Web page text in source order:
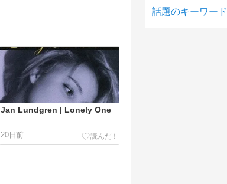
Jan Lundgren | Lonely One
20日前
話題のキーワード